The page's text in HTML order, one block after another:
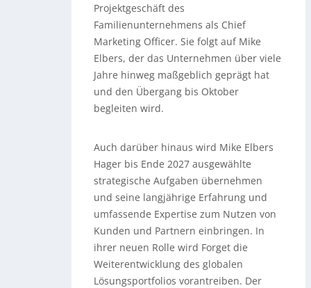
Projektgeschäft des
Familienunternehmens als Chief
Marketing Officer. Sie folgt auf Mike
Elbers, der das Unternehmen über viele
Jahre hinweg maßgeblich geprägt hat
und den Übergang bis Oktober
begleiten wird.
Auch darüber hinaus wird Mike Elbers
Hager bis Ende 2027 ausgewählte
strategische Aufgaben übernehmen
und seine langjährige Erfahrung und
umfassende Expertise zum Nutzen von
Kunden und Partnern einbringen. In
ihrer neuen Rolle wird Forget die
Weiterentwicklung des globalen
Lösungsportfolios vorantreiben. Der